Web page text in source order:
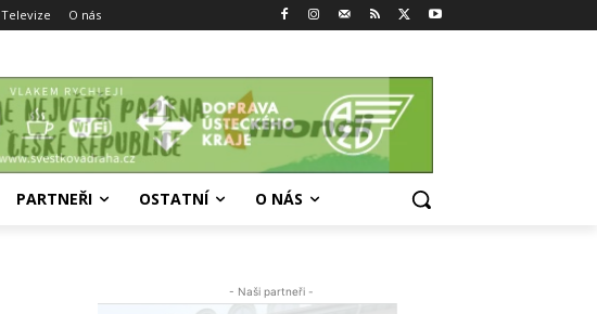
Televize O nás
PARTNEŘI OSTATNÍ O NÁS
- Naši partneři -